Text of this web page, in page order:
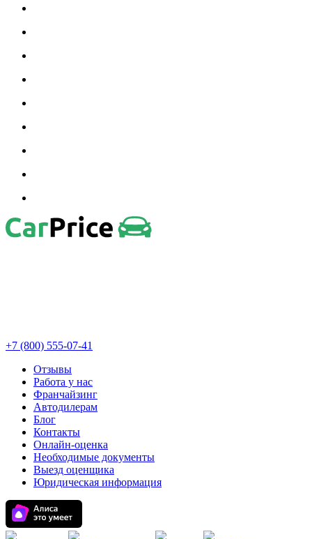
+7 (800) 555-07-41
Отзывы
Работа у нас
Франчайзинг
Автодилерам
Блог
Контакты
Онлайн-оценка
Необходимые документы
Выезд оценщика
Юридическая информация